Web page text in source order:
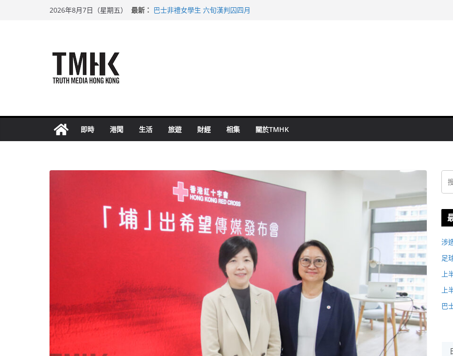
2026年8月7日（星期五） 最新： 巴士非禮女學生 六旬漢判囚四月
即時 港聞 生活 旅遊 財經 相集 關於TMHK
涉
足
上
上
巴